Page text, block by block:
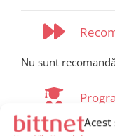
Acest
Nu sunt
Pentru a obține